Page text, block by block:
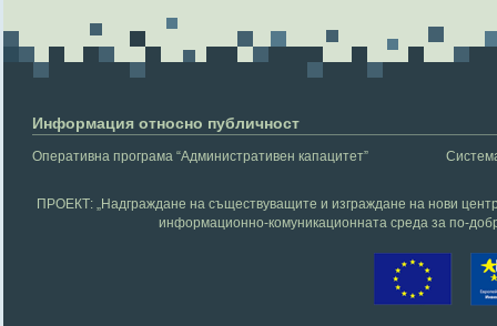
Информация относно публичност
Оперативна програма “Административен капацитет”
ПРОЕКТ: „Надграждане на съществуващите и изграждане на нови
информационно-комуникационната среда за по-